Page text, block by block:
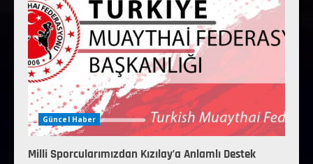
Güncel Haber
Milli Sporcularımızdan Kızılay’a Anlamlı Destek